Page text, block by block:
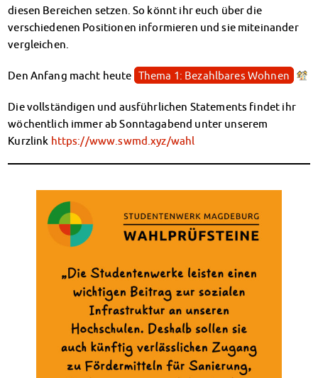
Soziales & Beratung
Sozialberatung
Finanzierungsberatung
Rückerstattung Semesterbeitrag
PsychoSoziale Beratung
Kursangebote
Anmeldung Sonderveranstaltungen
Rechtsberatung
Dokumente
AnsprechpartnerInnen
Kultur & Internationales
Beratung für Internationals
IKUS und InterKultiTreff
Kulturförderung
KreativWorkshops
Magdeburger Studierendentage
AnsprechpartnerInnen
Kinderbetreuung
diesen Bereichen setzen. So könnt ihr euch über die
verschiedenen Positionen informieren und sie miteinander
vergleichen.
Den Anfang macht heute Thema 1: Bezahlbares Wohnen
Die vollständigen und ausführlichen Statements findet ihr
wöchentlich immer ab Sonntagabend unter unserem
Kurzlink https://www.swmd.xyz/wahl